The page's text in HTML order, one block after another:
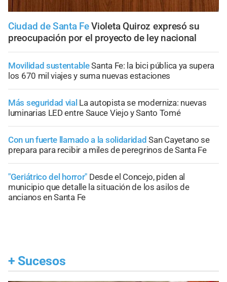
Ciudad de Santa Fe Violeta Quiroz expresó su
preocupación por el proyecto de ley nacional
Movilidad sustentableSanta Fe: la bici pública ya supera
los 670 mil viajes y suma nuevas estaciones
Más seguridad vial La autopista se moderniza: nuevas
luminarias LED entre Sauce Viejo y Santo Tomé
Con un fuerte llamado a la solidaridad San Cayetano se
prepara para recibir a miles de peregrinos de Santa Fe
"Geriátrico del horror" Desde el Concejo, piden al
municipio que detalle la situación de los asilos de
ancianos en Santa Fe
+ Sucesos